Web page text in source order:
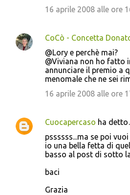
16 aprile 2008 alle ore
CoCò - Concetta
@Lory e perchè mai?
@Viviana non ho fatto
annunciare il premio a
menomale che ne sei
16 aprile 2008 alle ore
Cuocapercaso ha
pssssss...ma se poi
io una bella fetta di
basso al post di sotto
baci
Grazia